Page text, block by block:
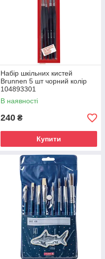
Набір шкільних кистей
Brunnen 5 шт чорний колір
104893301
В наявності
240 ₴
Купити